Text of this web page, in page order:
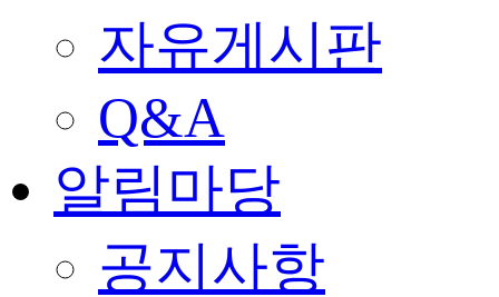
자유게시판
Q&A
알림마당
공지사항